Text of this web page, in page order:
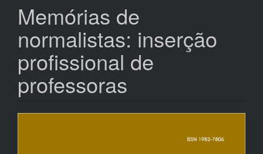
Memórias de
normalistas: inserção
profissional de
professoras
Barra